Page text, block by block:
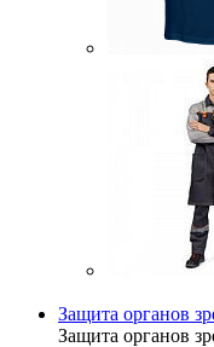
Защита органов
Защита органов